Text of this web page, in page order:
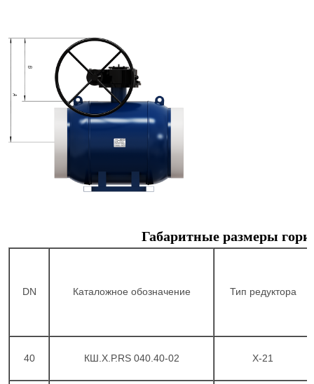
Габаритные размеры
DN Каталожное обозначение Тип редуктора
40 КШ.Х.Р.RS 040.40-02 X-21